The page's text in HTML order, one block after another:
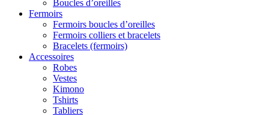
Boucles d’oreilles
Fermoirs
Fermoirs boucles d’oreilles
Fermoirs colliers et bracelets
Bracelets (fermoirs)
Accessoires
Robes
Vestes
Kimono
Tshirts
Tabliers